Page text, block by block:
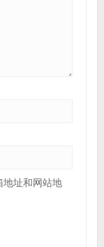
地址和网站地